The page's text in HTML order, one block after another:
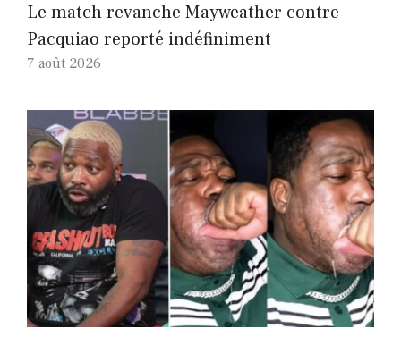
Le match revanche Mayweather contre
Pacquiao reporté indéfiniment
7 août 2026